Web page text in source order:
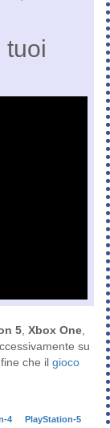
tuoi
5 Xbox One
su
che il gioco
4
PlayStation-5